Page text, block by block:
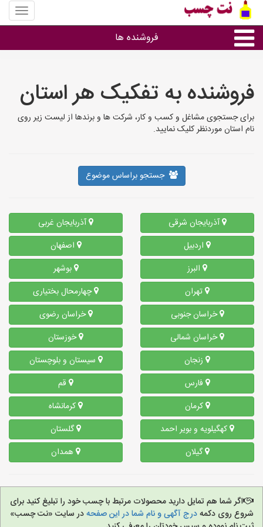
منوی
سایت
چسب
فروشنده ها
فروشنده به تفکیک هر استان
برای جستجوی مشاغل و کسب و کار، شرکت ها و برندها از لیست زیر روی
نام استان موردنظر کلیک نمایید.
جستجو براساس موضوع
آذربایجان شرقی
آذربایجان غربی
اردبیل
اصفهان
البرز
بوشهر
تهران
چهارمحال بختیاری
خراسان جنوبی
خراسان رضوی
خراسان شمالی
خوزستان
زنجان
سیستان و بلوچستان
فارس
قم
کرمان
کرمانشاه
کهگیلویه و بویر احمد
گلستان
گیلان
همدان
اگر شما هم تمایل دارید محصولات مرتبط با چسب خود را تبلیغ کنید برای
شروع روی دکمهدرج آگهی و نام شما در این صفحهدر سایت «نت چسب»